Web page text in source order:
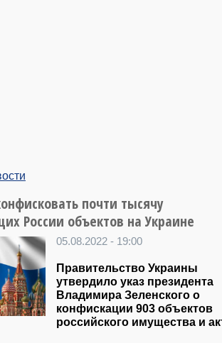
почти тысячу
России объектов на Украине
05.08.2022 - 19:00
Правительство Украины
утвердило указ президента
Владимира Зеленского о
конфискации 903 объектов
российского имущества и